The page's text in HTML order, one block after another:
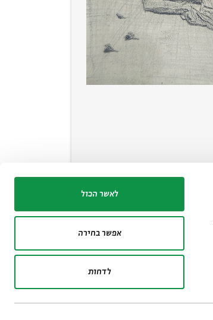
לאשר הכול
אפשר בחירה
לדחות